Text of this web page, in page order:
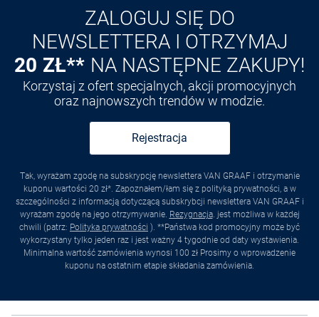
ZALOGUJ SIĘ DO
NEWSLETTERA I OTRZYMAJ
20 ZŁ** NA NASTĘPNE ZAKUPY!
Korzystaj z ofert specjalnych, akcji promocyjnych
oraz najnowszych trendów w modzie.
Rejestracja
Tak, wyrażam zgodę na subskrypcję newslettera VAN GRAAF i otrzymanie
kuponu wartości 20 zł*. Zapoznałem/łam się z polityką prywatności, a w
szczególności z informacją dotyczącą subskrybcji newslettera VAN GRAAF i
wyrażam zgodę na jego otrzymywanie. Rezygnacja. jest możliwa w każdej
chwili (patrz: Polityka prywatności ). **Państwa kod promocyjny może być
wykorzystany tylko jeden raz i jest ważny 4 tygodnie od daty wystawienia.
Minimalna wartość zamówienia wynosi 100 zł Prosimy o wprowadzenie
kuponu na ostatnim etapie składania zamówienia.